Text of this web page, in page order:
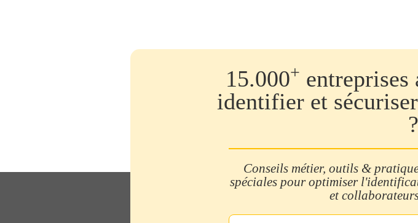
15.000+ entreprises
identifier et
?
Conseils métier, outils &
spéciales pour optimiser
et